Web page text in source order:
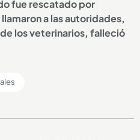
fue rescatado por
a las autoridades,
los veterinarios, falleció